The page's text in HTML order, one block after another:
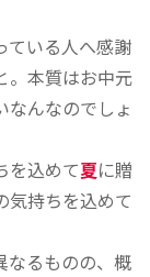
ている人へ感謝
。本質はお中元
なんなのでしょ
を込めて夏に贈
気持ちを込めて
なるものの、概